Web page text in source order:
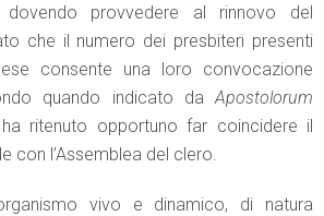
dovendo provvedere al rinnovo del
che il numero dei presbiteri presenti
consente una loro convocazione
quando indicato da Apostolorum
ritenuto opportuno far coincidere il
con l’Assemblea del clero.
vivo e dinamico, di natura